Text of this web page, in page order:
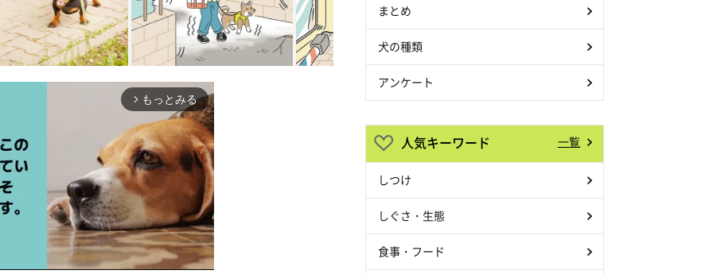
arrow_forward_ios もっとみる
まとめ
犬の種類
アンケート
人気キーワード 一覧
しつけ
しぐさ・生態
食事・フード